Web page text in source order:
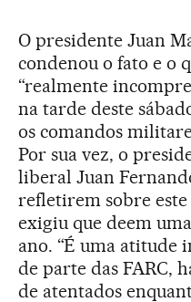
O presidente Juan
condenou o fato e o
“realmente
na tarde deste
os comandos
Por sua vez, o
liberal Juan
refletirem sobre
exigiu que deem
ano. “É uma atitude
de parte das FARC,
de atentados